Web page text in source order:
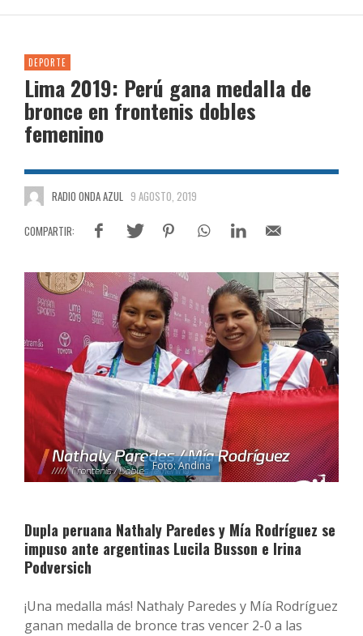
DEPORTE
Lima 2019: Perú gana medalla de
bronce en frontenis dobles
femenino
RADIO ONDA AZUL 9 AGOSTO, 2019
Foto: Andina
Dupla peruana Nathaly Paredes y Mía Rodríguez se
impuso ante argentinas Lucila Busson e Irina
Podversich
¡Una medalla más! Nathaly Paredes y Mía Rodríguez
ganan medalla de bronce tras vencer 2-0 a las